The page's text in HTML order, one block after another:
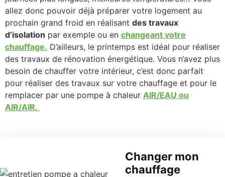
allez donc pouvoir déjà préparer votre logement au
prochain grand froid en réalisant des travaux
d’isolation par exemple ou en changeant votre
chauffage. D’ailleurs, le printemps est idéal pour réaliser
des travaux de rénovation énergétique. Vous n’avez plus
besoin de chauffer votre intérieur, c’est donc parfait
pour réaliser des travaux sur votre chauffage et pour le
remplacer par une pompe à chaleur AIR/EAU ou
AIR/AIR.
Changer mon
chauffage